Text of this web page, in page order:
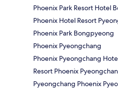
Phoenix Park Resort Hotel
Phoenix Hotel Resort
Phoenix Park Bongpyeong
Phoenix Pyeongchang
Phoenix Pyeongchang
Resort Phoenix
Pyeongchang Phoenix